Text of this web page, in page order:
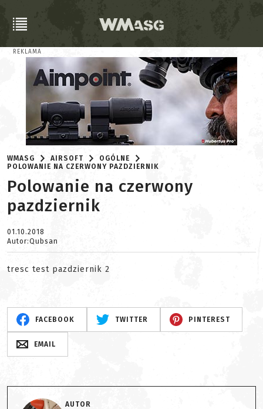
REKLAMA
WMASG AIRSOFT
OGÓLNE
POLOWANIE NA CZERWONY PAZDZIERNIK
Polowanie na czerwony
pazdziernik
01.10.2018
Autor:Qubsan
tresc test pazdziernik 2
FACEBOOK TWITTER PINTEREST
EMAIL
AUTOR